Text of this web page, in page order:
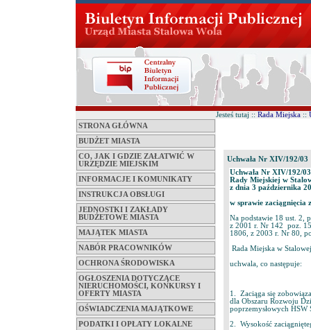
STRONA GŁÓWNA
BUDŻET MIASTA
CO, JAK I GDZIE ZAŁATWIĆ W
URZĘDZIE MIEJSKIM
INFORMACJE I KOMUNIKATY
INSTRUKCJA OBSŁUGI
JEDNOSTKI I ZAKŁADY
BUDŻETOWE MIASTA
MAJĄTEK MIASTA
NABÓR PRACOWNIKÓW
OCHRONA ŚRODOWISKA
OGŁOSZENIA DOTYCZĄCE
NIERUCHOMOŚCI, KONKURSY I
OFERTY MIASTA
OŚWIADCZENIA MAJĄTKOWE
PODATKI I OPŁATY LOKALNE
Jesteś tutaj :: Rada Miejska ::
Uchwała Nr XIV/192/03
Uchwała Nr XIV/192/03
Rady Miejskiej w
z dnia 3 października
w sprawie zaciągnięcia
Na podstawie 18 ust. 2,
z 2001 r. Nr 142 poz.
1806, z 2003 r. Nr 80,
Rada Miejska w
uchwala, co następuje:
1. Zaciąga się
dla Obszaru Rozwoju
poprzemysłowych
2. Wysokość